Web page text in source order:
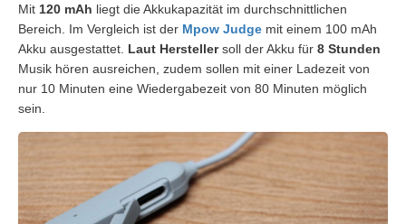
Mit 120 mAh liegt die Akkukapazität im durchschnittlichen
Bereich. Im Vergleich ist der Mpow Judge mit einem 100 mAh
Akku ausgestattet. Laut Herstellersoll der Akku für 8 Stunden
Musik hören ausreichen, zudem sollen mit einer Ladezeit von
nur 10 Minuten eine Wiedergabezeit von 80 Minuten möglich
sein.